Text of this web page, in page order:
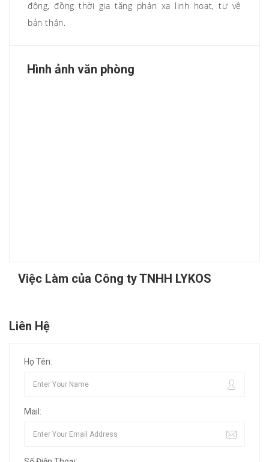
động, đồng thời gia tăng phản xạ linh hoạt, tự vệ
bản thân.
Hình ảnh văn phòng
Việc Làm của Công ty TNHH LYKOS
Liên Hệ
Họ Tên:
Mail: